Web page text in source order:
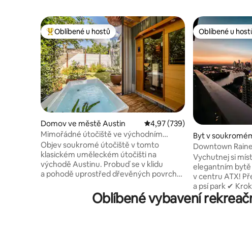
Nejlepší v kategorii Oblíbené u hostů
Oblíbené u hostů
Domov ve městě Austin Průměrné hodnocení 4,97 z 5,
4,97 (739)
Mimořádné útočiště ve východním
Austinu se saunou a Cold Plunge
Objev soukromé útočiště v tomto
klasickém uměleckém útočišti na
východě Austinu. Probuď se v klidu
a pohodě uprostřed dřevěných povrchů
podkrovím, terasou a útulnou venkovní
houpací lavičkou. Naberte energii na celý
Oblíbené u
Oblíbené u
Byt v
ve městě Austin
Downtown
Vychutnej si
elegantním bytě
v centru ATX! Přednosti: ✔ Střešní bazén
a psí park ✔
Rychlý přístup k
kongresovému
Oblíbené vybavení